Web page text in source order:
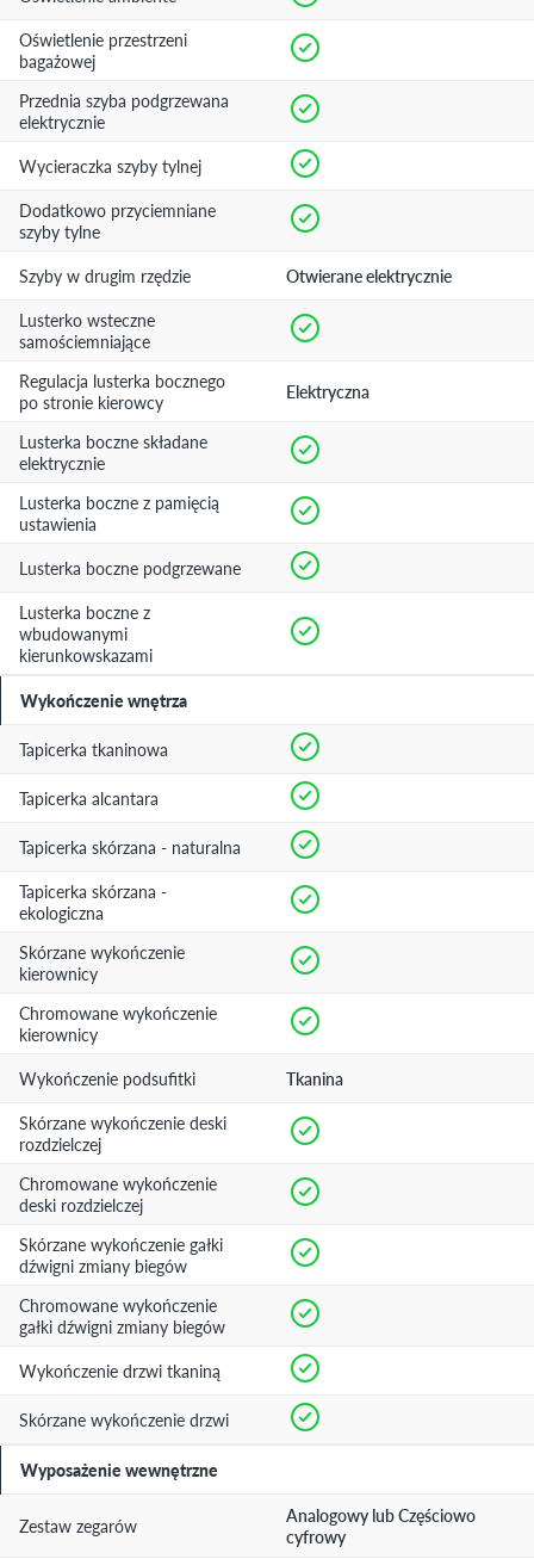
Oświetlenie przestrzeni
bagażowej
Przednia szyba podgrzewana
elektrycznie
Wycieraczka szyby tylnej
Dodatkowo przyciemniane
szyby tylne
Szyby w drugim rzędzie
Otwierane elektrycznie
Lusterko wsteczne
samościemniające
Regulacja lusterka bocznego
po stronie kierowcy
Elektryczna
Lusterka boczne składane
elektrycznie
Lusterka boczne z pamięcią
ustawienia
Lusterka boczne podgrzewane
Lusterka boczne z
wbudowanymi
kierunkowskazami
Wykończenie wnętrza
Tapicerka tkaninowa
Tapicerka alcantara
Tapicerka skórzana - naturalna
Tapicerka skórzana -
ekologiczna
Skórzane wykończenie
kierownicy
Chromowane wykończenie
kierownicy
Wykończenie podsufitki
Tkanina
Skórzane wykończenie deski
rozdzielczej
Chromowane wykończenie
deski rozdzielczej
Skórzane wykończenie gałki
dźwigni zmiany biegów
Chromowane wykończenie
gałki dźwigni zmiany biegów
Wykończenie drzwi tkaniną
Skórzane wykończenie drzwi
Wyposażenie wewnętrzne
Zestaw zegarów
Analogowy lub Częściowo
cyfrowy